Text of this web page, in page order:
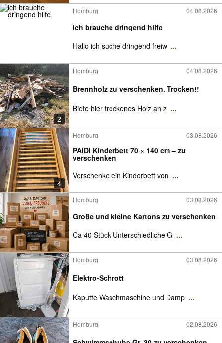
Homburg 04.08.2026
ich brauche dringend hilfe
Hallo ich suche dringend freiw ...
2
Homburg 04.08.2026
Brennholz zu verschenken. Trocken!!
Biete hier trockenes Holz an z ...
4
Homburg 03.08.2026
PAIDI Kinderbett 70 × 140 cm – zu
verschenken
Verschenke ein Kinderbett von ...
Homburg 03.08.2026
Große und kleine Kartons zu verschenken
Ca 40 Stück Unterschiedliche G ...
Homburg 03.08.2026
Elektro-Schrott
Kaputte Waschmaschine und Damp ...
Homburg 02.08.2026